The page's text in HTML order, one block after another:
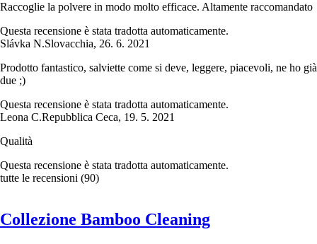
Raccoglie la polvere in modo molto efficace. Altamente raccomandato
Questa recensione è stata tradotta automaticamente.
Slávka N.Slovacchia, 26. 6. 2021
Prodotto fantastico, salviette come si deve, leggere, piacevoli, ne ho già
due ;)
Questa recensione è stata tradotta automaticamente.
Leona C.Repubblica Ceca, 19. 5. 2021
Qualità
Questa recensione è stata tradotta automaticamente.
tutte le recensioni (90)
Collezione Bamboo Cleaning